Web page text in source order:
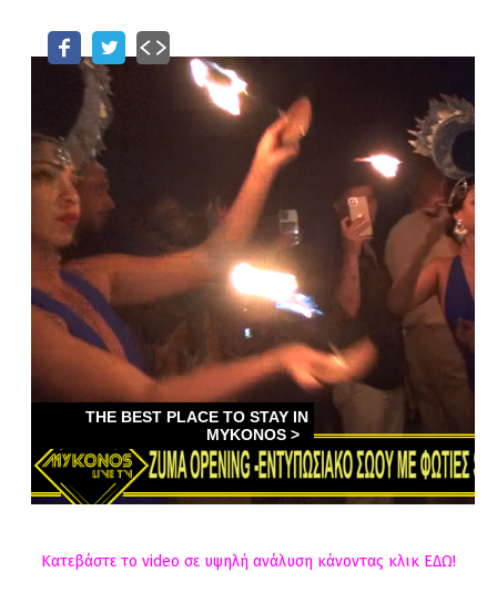
Κατεβάστε το video σε υψηλή ανάλυση κάνοντας κλικ ΕΔΩ!